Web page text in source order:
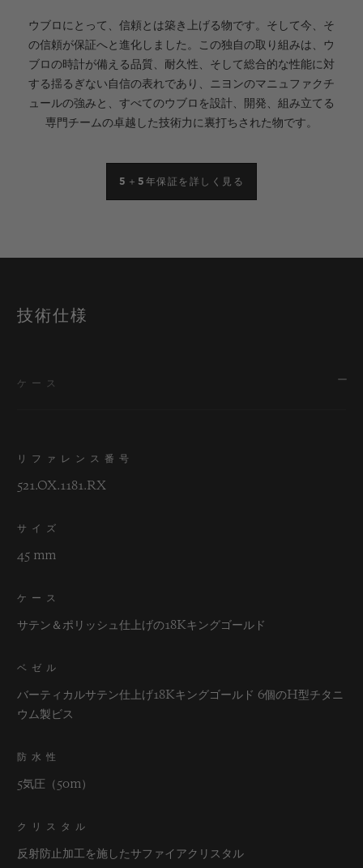
ウブロにとって、信頼とは築き上げる物です。そして今、そ
の信頼が保証へと進化しました。この独自の取り組みは、ウ
ブロの時計が備える品質、耐久性、そして総合的な性能に対
する揺るぎない自信の表れであり、ニヨンのマニュファクチ
ュールの強みと、すべてのウブロを設計、開発、組み立てる
専門チームの卓越した技術力に裏打ちされた物です。
5＋5年保証を詳しく見る
技術仕様
ケース
リファレンス番号
521.OX.1181.RX
サイズ
45 mm
ケース
サテン＆ポリッシュ仕上げの18Kキングゴールド
ベゼル
バーティカルサテン仕上げ18Kキングゴールド 6個のH型チタニ
ウム製ビス
防水性
5気圧（50m）
クリスタル
反射防止加工を施したサファイアクリスタル